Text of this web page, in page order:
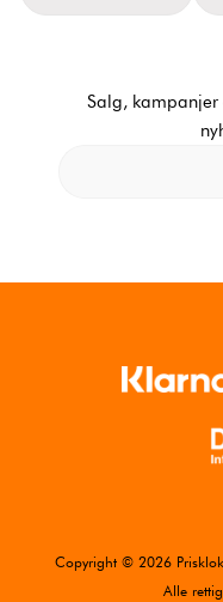
Salg,
Copyright © 2026
Alle